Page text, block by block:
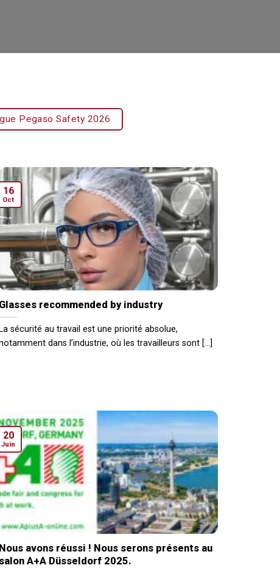
Pegaso Safety 2026
Glasses recommended by industry
La sécurité au travail est une priorité absolue,
dans l’industrie, où les travailleurs sont [...]
16
Oct
Nous avons réussi ! Nous serons présents au
salon A+A Düsseldorf 2025.
20
Juin